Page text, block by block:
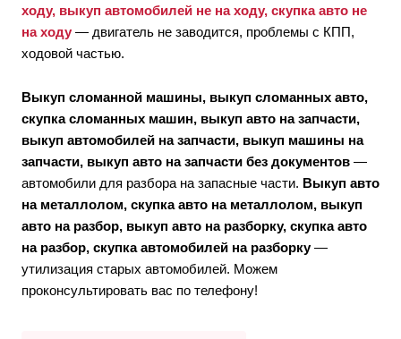
ходу, выкуп автомобилей не на ходу, скупка авто не
на ходу — двигатель не заводится, проблемы с КПП,
ходовой частью.
Выкуп сломанной машины, выкуп сломанных авто,
скупка сломанных машин, выкуп авто на запчасти,
выкуп автомобилей на запчасти, выкуп машины на
запчасти, выкуп авто на запчасти без документов —
автомобили для разбора на запасные части. Выкуп авто
на металлолом, скупка авто на металлолом, выкуп
авто на разбор, выкуп авто на разборку, скупка авто
на разбор, скупка автомобилей на разборку—
утилизация старых автомобилей. Можем
проконсультировать вас по телефону!